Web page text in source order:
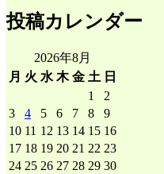
投稿カレンダー
2026年8月
月 火 水 木 金 土 日
1
2
3
4 5 6 7 8
9
10 11 12 13 14 15 16
17 18 19 20 21 22 23
24 25 26 27 28 29 30